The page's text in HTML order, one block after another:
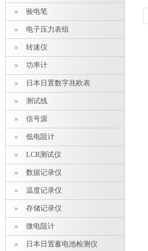
验电笔
电子压力表组
转速仪
功率计
日本日置数字兆欧表
测试线
信号源
低电阻计
LCR测试仪
数据记录仪
温度记录仪
存储记录仪
微电阻计
日本日置蓄电池检测仪